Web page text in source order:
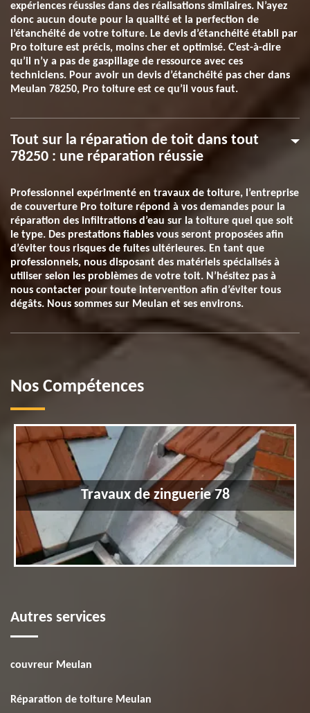
expériences réussies dans des réalisations similaires. N’ayez
donc aucun doute pour la qualité et la perfection de
l’étanchéité de votre toiture. Le devis d’étanchéité établi par
Pro toiture est précis, moins cher et optimisé. C’est-à-dire
qu’il n’y a pas de gaspillage de ressource avec ces
techniciens. Pour avoir un devis d’étanchéité pas cher dans
Meulan 78250, Pro toiture est ce qu’il vous faut.
Tout sur la réparation de toit dans tout
78250 : une réparation réussie
Professionnel expérimenté en travaux de toiture, l’entreprise
de couverture Pro toiture répond à vos demandes pour la
réparation des infiltrations d’eau sur la toiture quel que soit
le type. Des prestations fiables vous seront proposées afin
d’éviter tous risques de fuites ultérieures. En tant que
professionnels, nous disposant des matériels spécialisés à
utiliser selon les problèmes de votre toit. N’hésitez pas à
nous contacter pour toute intervention afin d’éviter tous
dégâts. Nous sommes sur Meulan et ses environs.
Nos Compétences
Travaux de zinguerie 78
Autres services
couvreur Meulan
Réparation de toiture Meulan